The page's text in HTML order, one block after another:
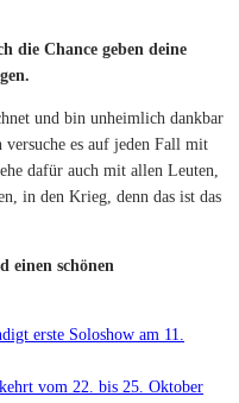
die Chance geben deine
und bin unheimlich dankbar
es auf jeden Fall mit
dafür auch mit allen Leuten,
in den Krieg, denn das ist das
einen schönen
erste Soloshow am 11.
vom 22. bis 25. Oktober